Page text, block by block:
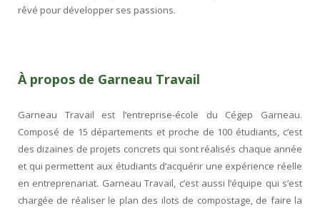
rêvé pour développer ses passions.
À propos de Garneau Travail
Garneau Travail est l’entreprise-école du Cégep Garneau.
Composé de 15 départements et proche de 100 étudiants, c’est
des dizaines de projets concrets qui sont réalisés chaque année
et qui permettent aux étudiants d’acquérir une expérience réelle
en entreprenariat. Garneau Travail, c’est aussi l’équipe qui s’est
chargée de réaliser le plan des ilots de compostage, de faire la